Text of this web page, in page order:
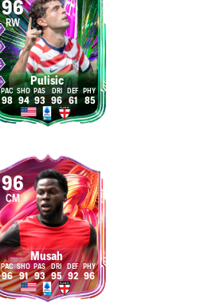
96
RW
Pulisic
98 94 93 96 61 85
96
CM
Musah
96 91 93 95 92 96